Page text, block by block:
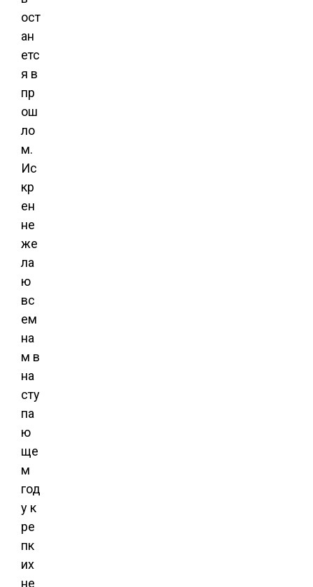
ост
ан
етс
я в
пр
ош
ло
м.
Ис
кр
ен
не
же
ла
ю
вс
ем
на
м в
на
сту
па
ю
ще
м
год
у к
ре
пк
их
не